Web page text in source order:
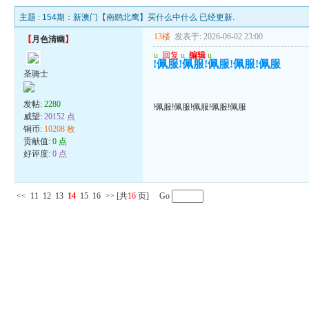
主题 : 154期：新澳门【南鹞北鹰】买什么中什么 已经更新.
【月色清幽 】
圣骑士
发帖:2280
威望:20152 点
铜币: 10208 枚
贡献值:0 点
好评度:0 点
13楼 发表于: 2026-06-02 23:00
u 回复 u 编辑 u
!佩服!佩服!佩服!佩服!佩服
!佩服!佩服!佩服!佩服!佩服
<< 11 12 13 14 15 16 >> [共16 页] Go